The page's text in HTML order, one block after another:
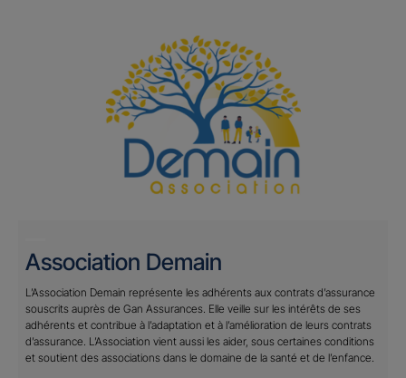
Association Demain
L’Association Demain représente les adhérents aux contrats d’assurance
souscrits auprès de Gan Assurances. Elle veille sur les intérêts de ses
adhérents et contribue à l’adaptation et à l’amélioration de leurs contrats
d’assurance. L’Association vient aussi les aider, sous certaines conditions
et soutient des associations dans le domaine de la santé et de l’enfance.